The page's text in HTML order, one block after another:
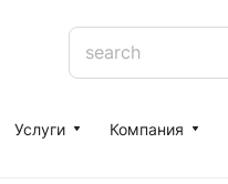
Услуги Компания